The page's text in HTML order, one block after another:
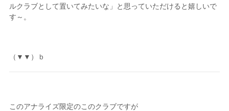
ルクラブとして置いてみたいな」と思っていただけると嬉しいで
す～。
（▼▼）ｂ
このアナライズ限定のこのクラブですが